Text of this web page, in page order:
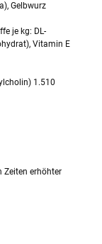
Gelbwurz
je kg: DL-
Vitamin E
1.510
Zeiten erhöhter